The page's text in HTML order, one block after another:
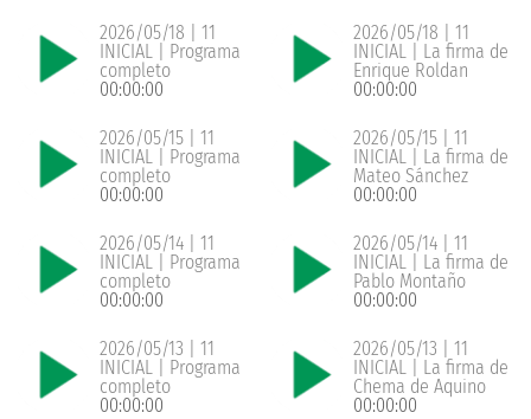
2026/05/18 | 11
INICIAL | Programa
completo
00:00:00
2026/05/18 | 11
INICIAL | La firma de
Enrique Roldan
00:00:00
2026/05/15 | 11
INICIAL | Programa
completo
00:00:00
2026/05/15 | 11
INICIAL | La firma de
Mateo Sánchez
00:00:00
2026/05/14 | 11
INICIAL | Programa
completo
00:00:00
2026/05/14 | 11
INICIAL | La firma de
Pablo Montaño
00:00:00
2026/05/13 | 11
INICIAL | Programa
completo
00:00:00
2026/05/13 | 11
INICIAL | La firma de
Chema de Aquino
00:00:00